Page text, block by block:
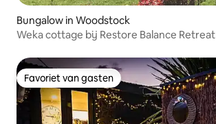
Bungalow in Woodstock
Weka cottage bij Restore Balance Retreat
Favoriet van gasten
Favoriet van gasten